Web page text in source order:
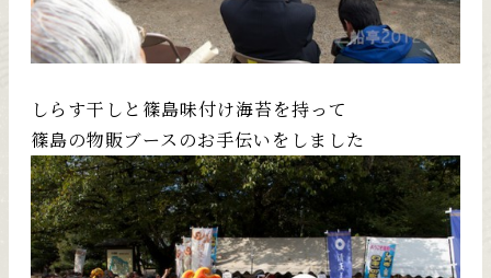
しらす干しと篠島味付け海苔を持って
篠島の物販ブースのお手伝いをしました